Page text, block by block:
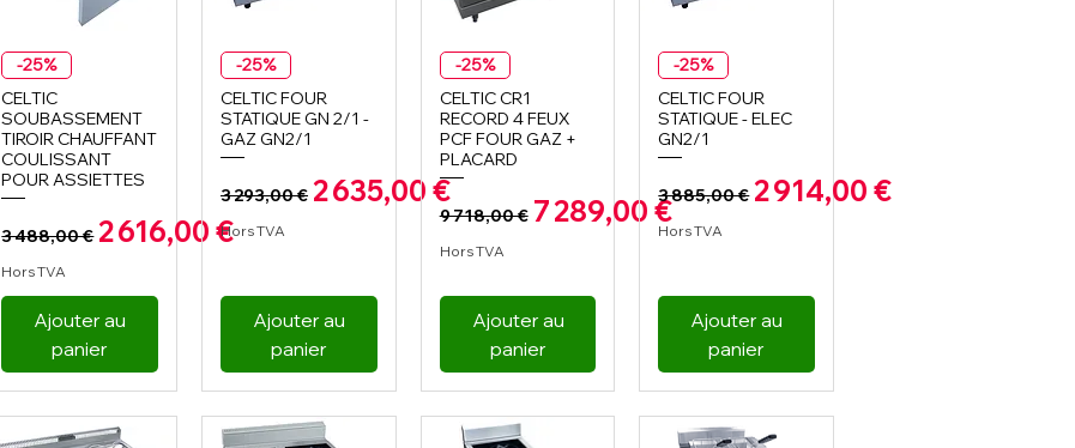
Aperçu rapide
-25%
CELTIC
SOUBASSEMENT
TIROIR CHAUFFANT
COULISSANT
POUR ASSIETTES
Prix original
3 488,00 € Prix promotionnel
2 616,00 €
Hors TVA
Ajouter au
panier
Aperçu rapide
-25%
CELTIC FOUR
STATIQUE GN 2/1 -
GAZ GN2/1
Prix original
3 293,00 € Prix promotionnel
2 635,00 €
Hors TVA
Ajouter au
panier
Aperçu rapide
-25%
CELTIC CR1
RECORD 4 FEUX
PCF FOUR GAZ +
PLACARD
Prix original
9 718,00 € Prix promotionnel
7 289,00 €
Hors TVA
Ajouter au
panier
Aperçu rapide
-25%
CELTIC FOUR
STATIQUE - ELEC
GN2/1
Prix original
3 885,00 € Prix promotionnel
2 914,00 €
Hors TVA
Ajouter au
panier